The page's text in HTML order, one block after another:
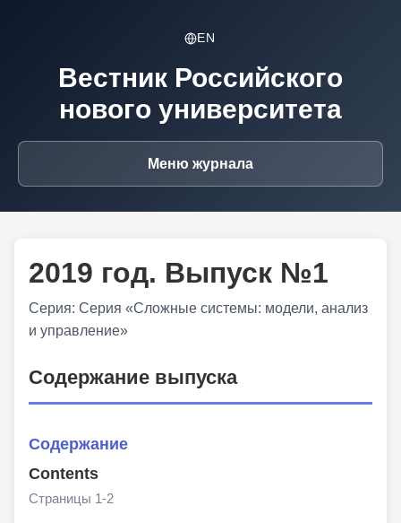
EN
Вестник Российского
нового университета
Меню журнала
2019 год. Выпуск №1
Серия: Серия «Сложные системы: модели, анализ
и управление»
Содержание выпуска
Содержание
Contents
Страницы 1-2